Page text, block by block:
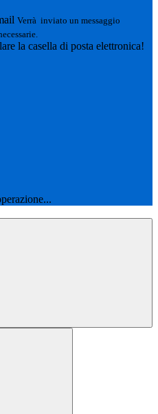
Verrà inviato un messaggio
la casella di posta elettronica!